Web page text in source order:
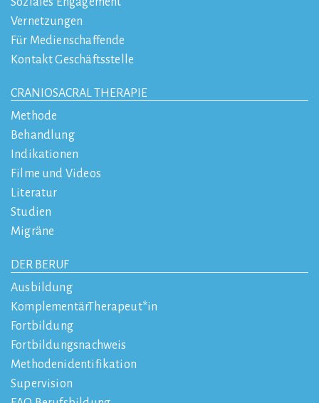
Vernetzungen
Für Medienschaffende
Kontakt Geschäftsstelle
CRANIOSACRAL THERAPIE
Methode
Behandlung
Indikationen
Filme und Videos
Literatur
Studien
Migräne
DER BERUF
Ausbildung
KomplementärTherapeut*in
Fortbildung
Fortbildungsnachweis
Methodenidentifikation
Supervision